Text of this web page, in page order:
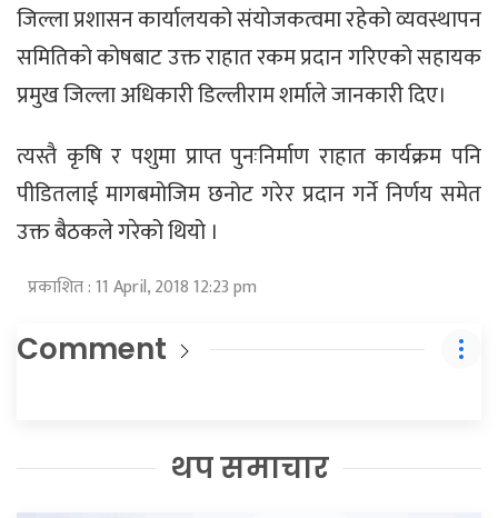
जिल्ला प्रशासन कार्यालयको संयोजकत्वमा रहेको व्यवस्थापन
समितिको कोषबाट उक्त राहात रकम प्रदान गरिएको सहायक
प्रमुख जिल्ला अधिकारी डिल्लीराम शर्माले जानकारी दिए।
त्यस्तै कृषि र पशुमा प्राप्त पुनःनिर्माण राहात कार्यक्रम पनि
पीडितलाई मागबमोजिम छनोट गरेर प्रदान गर्ने निर्णय समेत
उक्त बैठकले गरेको थियो ।
प्रकाशित : 11 April, 2018 12:23 pm
Comment
थप समाचार